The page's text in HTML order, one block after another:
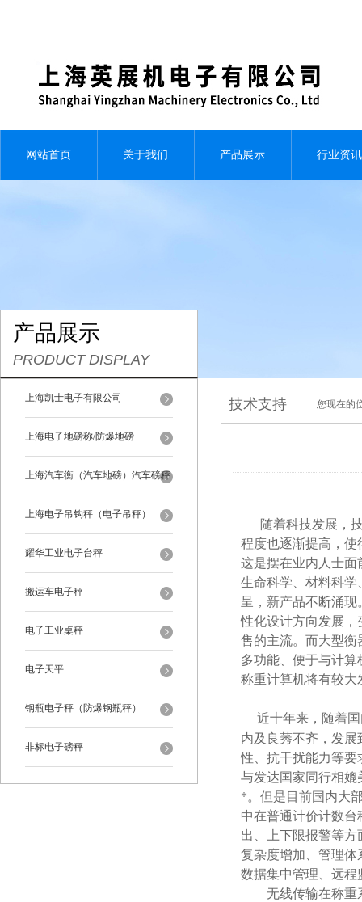
网站首页 关于我们 产品展示 行业资讯
产品展示
PRODUCT DISPLAY
上海凯士电子有限公司
上海电子地磅称/防爆地磅
上海汽车衡（汽车地磅）汽车磅秤
上海电子吊钩秤（电子吊秤）
耀华工业电子台秤
搬运车电子秤
电子工业桌秤
电子天平
钢瓶电子秤（防爆钢瓶秤）
非标电子磅秤
技术支持 您现在的
随着科技发展，技
程度也逐渐提高，使
这是摆在业内人士面
生命科学、材料科学
呈，新产品不断涌
性化设计方向发展，
售的主流。而大型衡
多功能、便于与计
称重计算机将有较大
近十年来，随着
内及良莠不齐，发
性、抗干扰能力等要
与发达国家同行相媲
*。但是目前国内大
中在普通计价计数台
出、上下限报警等
复杂度增加、管理
数据集中管理、远程
无线传输在称重